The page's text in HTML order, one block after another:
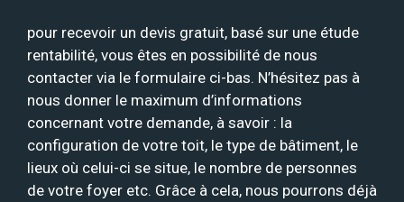
pour recevoir un devis gratuit, basé sur une étude
rentabilité, vous êtes en possibilité de nous
contacter via le formulaire ci-bas. N’hésitez pas à
nous donner le maximum d’informations
concernant votre demande, à savoir : la
configuration de votre toit, le type de bâtiment, le
lieux où celui-ci se situe, le nombre de personnes
de votre foyer etc. Grâce à cela, nous pourrons déjà